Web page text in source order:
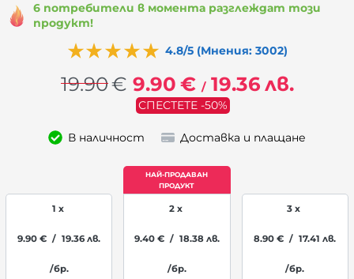
6 потребители в момента разглеждат този
продукт!
4.8/5 (Мнения: 3002)
19.90€ 9.90 € / 19.36 лв.
СПЕСТЕТЕ -50%
В наличност Доставка и плащане
1 x
9.90 € / 19.36 лв.
/бр.
2 x
9.40 € / 18.38 лв.
/бр.
3 x
8.90 € / 17.41 лв.
/бр.